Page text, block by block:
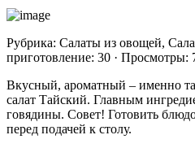
Рубрика: Салаты из овощей,
приготовление: 30 · Просмотры:
Вкусный, ароматный – именно
салат Тайский. Главным
говядины. Совет! Готовить
перед подачей к столу.